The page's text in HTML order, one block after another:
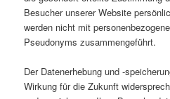
Besucher unserer Website
werden nicht mit
Pseudonyms zusammengeführt.
Der Datenerhebung und -
Wirkung für die Zukunft